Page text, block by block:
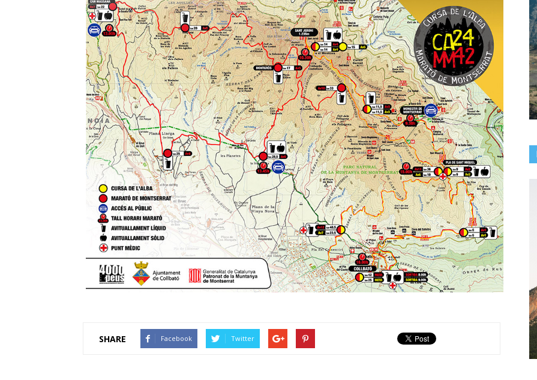
SHARE Facebook Twitter